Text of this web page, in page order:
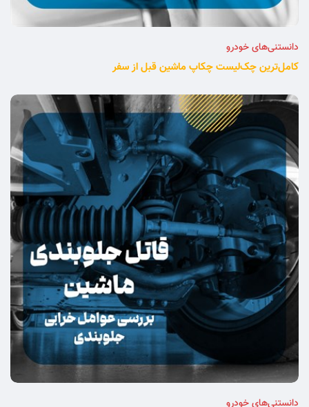
دانستنی‌های خودرو
کامل‌ترین چک‌لیست چکاپ ماشین قبل از سفر
دانستنی‌های خودرو